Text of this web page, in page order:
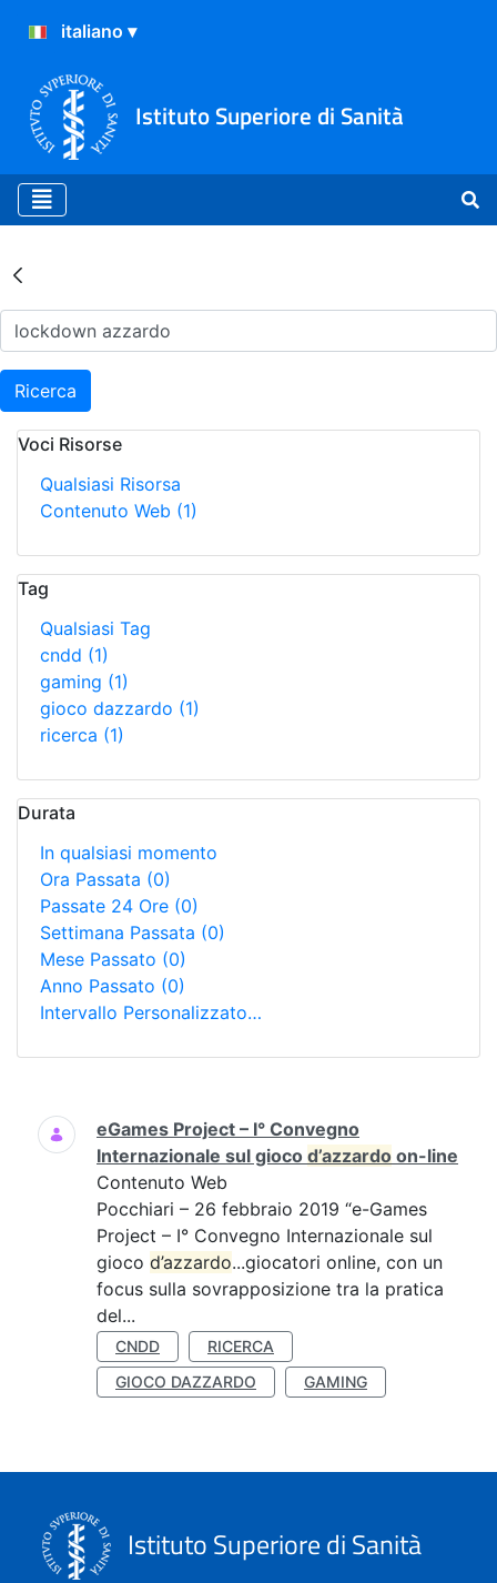
Istituto Superiore di Sanità
Risultati della Ricerca -
Ricerca
Voci Risorse
Qualsiasi Risorsa
Contenuto Web (1)
Tag
Qualsiasi Tag
cndd (1)
gaming (1)
gioco dazzardo (1)
ricerca (1)
Durata
In qualsiasi momento
Ora Passata (0)
Passate 24 Ore (0)
Settimana Passata (0)
Mese Passato (0)
Anno Passato (0)
Intervallo Personalizzato…
Ricerca
eGames Project – I° Convegno
Internazionale sul gioco d’azzardo on-line
Contenuto Web
Pocchiari – 26 febbraio 2019 “e-Games
Project – I° Convegno Internazionale sul
gioco d’azzardo...giocatori online, con un
focus sulla sovrapposizione tra la pratica
del...
CNDD
RICERCA
GIOCO DAZZARDO
GAMING
Istituto Superiore di Sanità